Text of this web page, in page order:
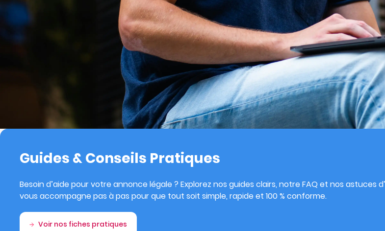
Guides & Conseils Pratiques
Besoin d’aide pour votre annonce légale ? Explorez nos guides clairs, notre FAQ et nos
vous accompagne pas à pas pour que tout soit simple, rapide et 100 % conforme.
Voir nos fiches pratiques